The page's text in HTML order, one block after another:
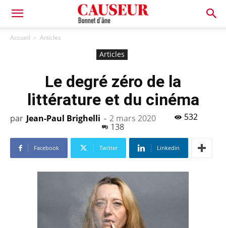
Bonnet
Accueil Articles
Articles
Le degré zéro de la
littérature et du cinéma
par Jean-Paul Brighelli - 2 mars 2020
532
138
Facebook Twitter Linkedin